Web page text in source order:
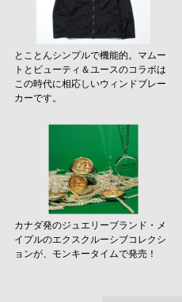
とことんシンプルで機能的。マムー
トとビューティ＆ユースのコラボは
この時代に相応しいウィンドブレー
カーです。
カナダ発のジュエリーブランド・メ
イプルのエクスクルーシブコレクシ
ョンが、モンキータイムで発売！